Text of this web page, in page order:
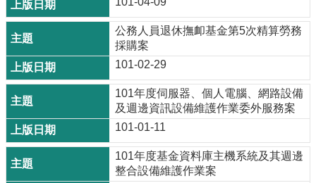
公務人員退休撫卹基金第5次精算勞務
採購案
101-02-29
101年度伺服器、個人電腦、網路設備
及週邊資訊設備維護作業委外服務案
101-01-11
101年度基金資料庫主機系統及其週邊
整合設備維護作業案